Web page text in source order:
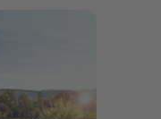
öffnen